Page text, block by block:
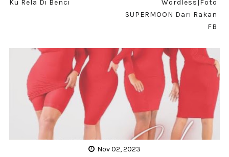
Ku Rela Di Benci
Wordless|Foto
SUPERMOON Dari Rakan
FB
Nov 02, 2023